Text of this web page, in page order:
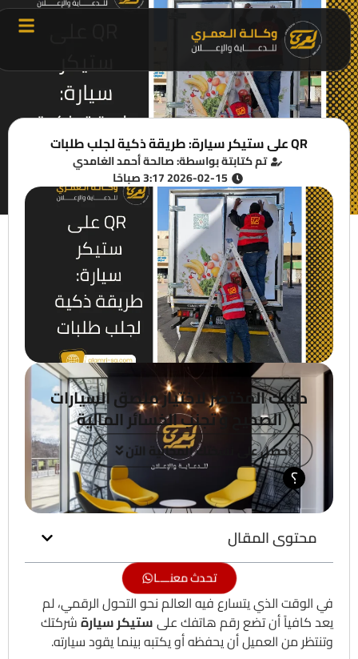
QR على ستيكر سيارة: طريقة ذكية لجلب طلبات
تم كتابتة بواسطة: صالحة أحمد الغامدي
2026-02-15 3:17 صباحًا
دليلك المختصر لاختيار ملصق السيارات
الصحيح و تجنب الخسائر المالية
أحصل على نسختك المجانية الآن
؟
محتوى المقال
تحدث معنــــا
في الوقت الذي يتسارع فيه العالم نحو التحول الرقمي، لم
يعد كافياً أن تضع رقم هاتفك علىستيكر سيارةشركتك
وتنتظر من العميل أن يحفظه أو يكتبه بينما يقود سيارته.